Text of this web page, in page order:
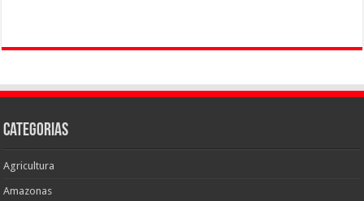
Categorias
Agricultura
Amazonas